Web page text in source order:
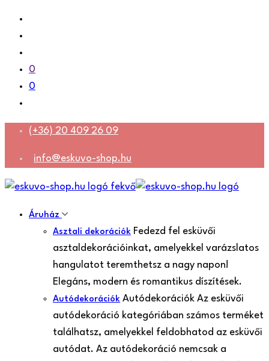
0
0
(+36) 20 409 26 09
info@eskuvo-shop.hu
Áruház
Asztali dekorációk Fedezd fel esküvői
asztaldekorációinkat, amelyekkel varázslatos
hangulatot teremthetsz a nagy napon!
Elegáns, modern és romantikus díszítések.
Autódekorációk Autódekorációk Az esküvői
autódekoráció kategóriában számos terméket
találhatsz, amelyekkel feldobhatod az esküvői
autódat. Az autódekoráció nemcsak a